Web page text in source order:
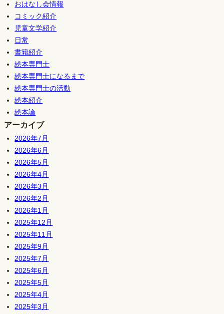
おはなし会情報
コミック紹介
児童文学紹介
日常
書籍紹介
絵本専門士
絵本専門士になるまで
絵本専門士の活動
絵本紹介
絵本論
アーカイブ
2026年7月
2026年6月
2026年5月
2026年4月
2026年3月
2026年2月
2026年1月
2025年12月
2025年11月
2025年9月
2025年7月
2025年6月
2025年5月
2025年4月
2025年3月